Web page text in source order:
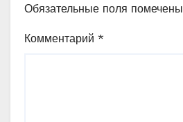
Обязательные поля помечены
Комментарий *